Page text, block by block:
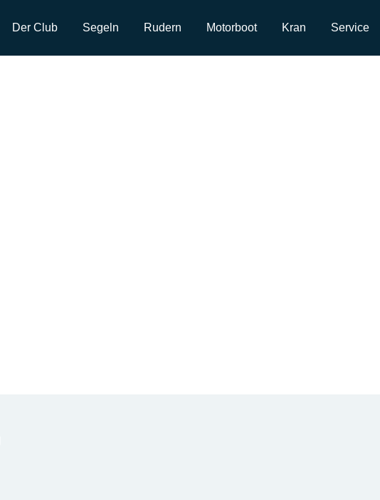
Der Club Segeln Rudern Motorboot Kran Service